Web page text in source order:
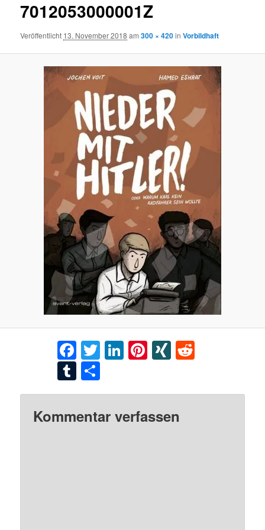
7012053000001Z
Veröffentlicht 13. November 2018 am300 × 420inVorbildhaft
Facebook
Twitter
LinkedIn
Pinterest
XING
Tumblr
Kommentar verfassen